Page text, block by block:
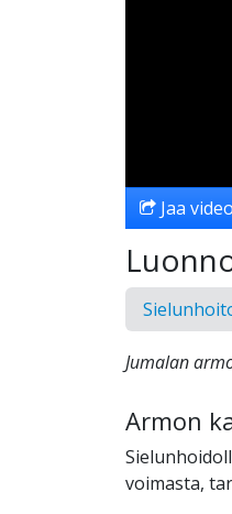
Jaa video
Jumalan
Armon
voimasta,